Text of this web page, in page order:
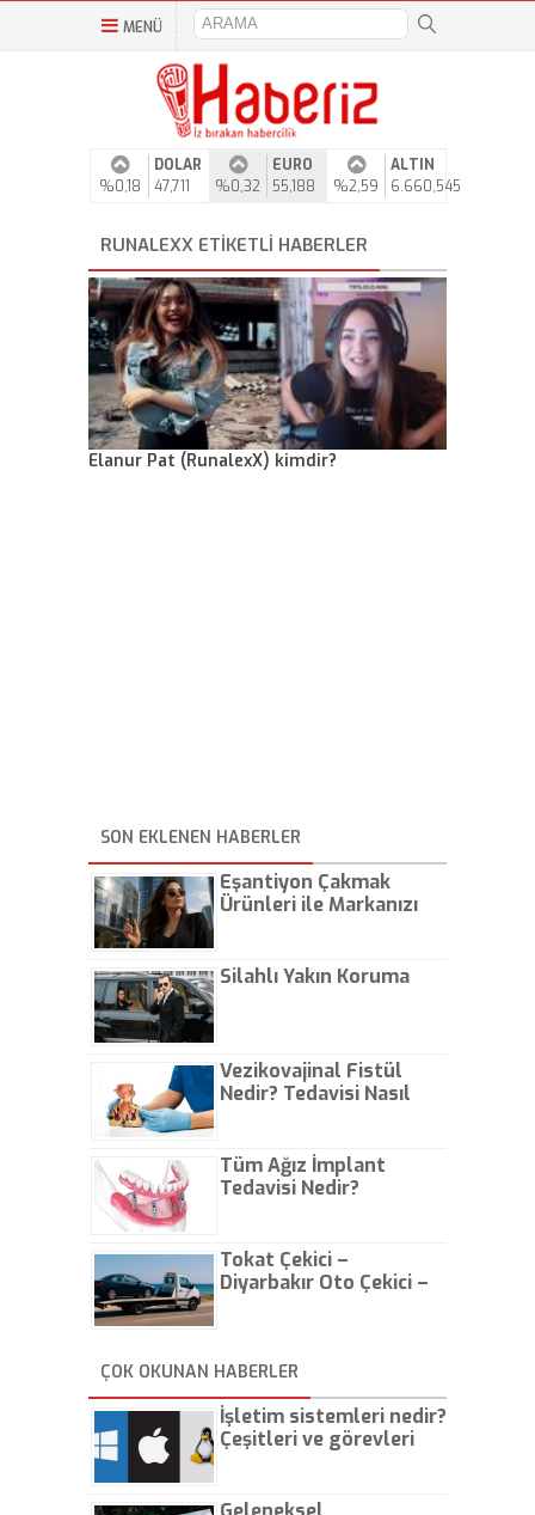
MENÜ
%0,18
DOLAR
47,711
%0,32
EURO
55,188
%2,59
ALTIN
6.660,545
RUNALEXX ETIKETLI HABERLER
Elanur Pat (RunalexX) kimdir?
SON EKLENEN HABERLER
Eşantiyon Çakmak
Ürünleri ile Markanızı
Silahlı Yakın Koruma
Vezikovajinal Fistül
Nedir? Tedavisi Nasıl
Tüm Ağız İmplant
Tedavisi Nedir?
Tokat Çekici –
Diyarbakır Oto Çekici –
ÇOK OKUNAN HABERLER
İşletim sistemleri nedir?
Çeşitleri ve görevleri